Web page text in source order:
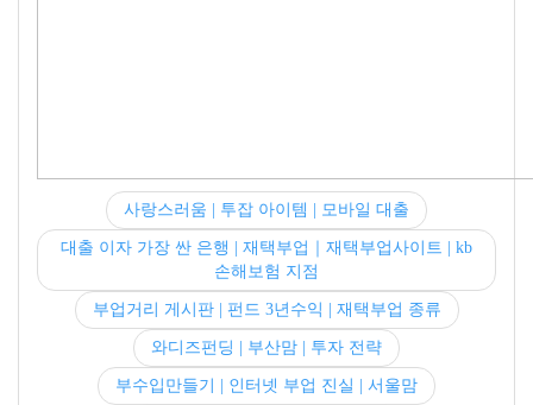
사랑스러움 | 투잡 아이템 | 모바일 대출
대출 이자 가장 싼 은행 | 재택부업｜재택부업사이트 | kb
손해보험 지점
부업거리 게시판 | 펀드 3년수익 | 재택부업 종류
와디즈펀딩 | 부산맘 | 투자 전략
부수입만들기 | 인터넷 부업 진실 | 서울맘